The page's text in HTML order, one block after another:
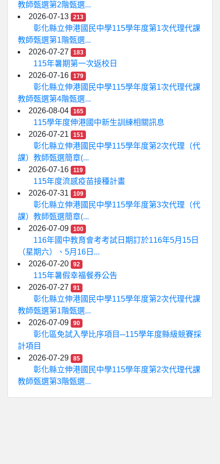
教師甄選第2階甄選...
2026-07-13
213
彰化縣立伸港國民中學115學年度第1次代理代課
教師甄選第1階甄選...
2026-07-27
183
115年暑期第一次返校日
2026-07-16
179
彰化縣立伸港國民中學115學年度第1次代理代課
教師甄選第4階甄選...
2026-08-04
165
115學年度伸港國中新生訓練相關訊息
2026-07-21
151
彰化縣立伸港國民中學115學年度第2次代理（代
課）教師甄選簡章(...
2026-07-16
119
115年度流感疫苗接種計畫
2026-07-31
109
彰化縣立伸港國民中學115學年度第3次代理（代
課）教師甄選簡章(...
2026-07-09
100
116年國中教育會考考試日期訂於116年5月15日
（星期六）、5月16日...
2026-07-20
92
115年暑假幸福餐券公告
2026-07-27
91
彰化縣立伸港國民中學115學年度第2次代理代課
教師甄選第1階甄選...
2026-07-09
90
彰化區免試入學比序項目─115學年度縣級競賽採
計項目
2026-07-29
85
彰化縣立伸港國民中學115學年度第2次代理代課
教師甄選第3階甄選...